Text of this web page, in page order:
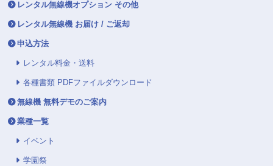
レンタル無線機オプション その他
レンタル無線機 お届け / ご返却
申込方法
レンタル料金・送料
各種書類 PDFファイルダウンロード
無線機 無料デモのご案内
業種一覧
イベント
学園祭